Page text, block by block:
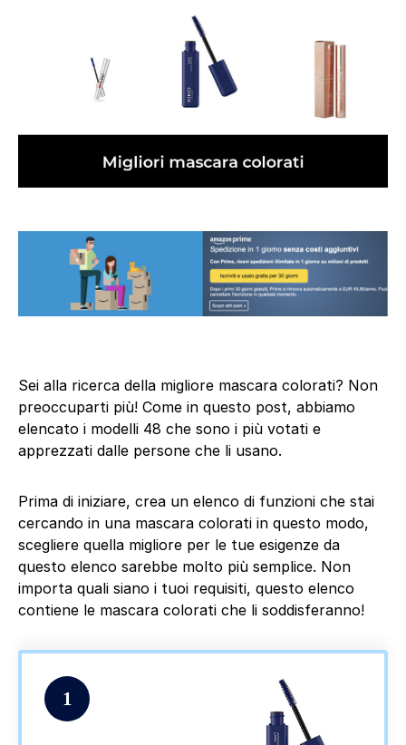
Sei alla ricerca della migliore mascara colorati? Non
preoccuparti più! Come in questo post, abbiamo
elencato i modelli 48 che sono i più votati e
apprezzati dalle persone che li usano.
Prima di iniziare, crea un elenco di funzioni che stai
cercando in una mascara colorati in questo modo,
scegliere quella migliore per le tue esigenze da
questo elenco sarebbe molto più semplice. Non
importa quali siano i tuoi requisiti, questo elenco
contiene le mascara colorati che li soddisferanno!
1